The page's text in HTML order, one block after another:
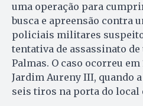
uma operação para
busca e apreensão contra
policiais militares
tentativa de assassinato
Palmas. O caso ocorreu em
Jardim Aureny III, quando
seis tiros na porta do local